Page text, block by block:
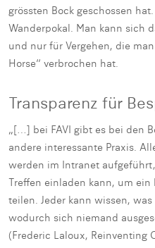
grössten Bock geschossen
Wanderpokal. Man kann sich
und nur für Vergehen, die
Horse“ verbrochen hat.
Transparenz für
„[…] bei FAVI gibt es bei den
andere interessante Praxis.
werden im Intranet
Treffen einladen kann, um
teilen. Jeder kann wissen,
wodurch sich niemand
(Frederic Laloux, Reinventing